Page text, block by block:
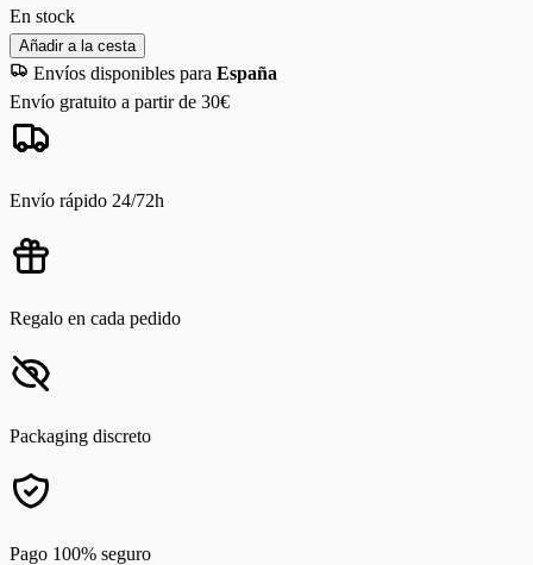
En stock
Añadir a la cesta
Envíos disponibles para España
Envío gratuito a partir de 30€
Envío rápido 24/72h
Regalo en cada pedido
Packaging discreto
Pago 100% seguro